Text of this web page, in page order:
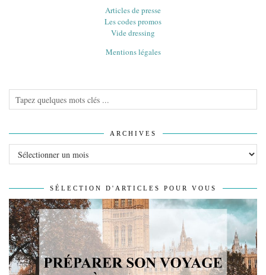
Articles de presse
Les codes promos
Vide dressing
Mentions légales
ARCHIVES
SÉLECTION D'ARTICLES POUR VOUS